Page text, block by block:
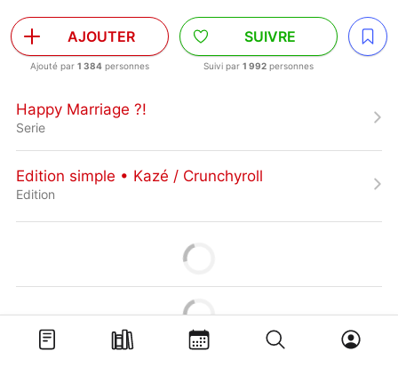
AJOUTER
Ajouté par 1 384 personnes
SUIVRE
Suivi par 1 992 personnes
Happy Marriage ?!
Serie
Edition simple • Kazé / Crunchyroll
Edition